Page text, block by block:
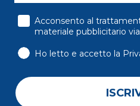
consenso
Acconsento al
materiale pubblicitario
Ho letto e accetto la